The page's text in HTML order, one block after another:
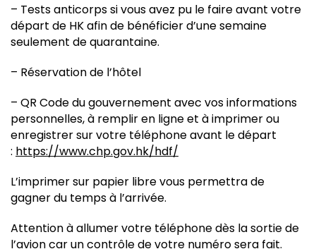
– Tests anticorps si vous avez pu le faire avant votre
départ de HK afin de bénéficier d’une semaine
seulement de quarantaine.
– Réservation de l’hôtel
– QR Code du gouvernement avec vos informations
personnelles, à remplir en ligne et à imprimer ou
enregistrer sur votre téléphone avant le départ
: https://www.chp.gov.hk/hdf/
L’imprimer sur papier libre vous permettra de
gagner du temps à l’arrivée.
Attention à allumer votre téléphone dès la sortie de
l’avion car un contrôle de votre numéro sera fait.